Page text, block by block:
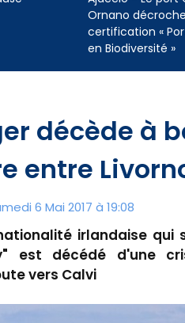
Ornano
certification «
en Biodiversité »
décède à
entre
6 Mai 2017 à 19:08
irlandaise
est décédé d'une
vers Calvi